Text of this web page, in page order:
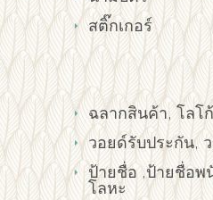
สติ๊กเกอร์
ฉลากสินค้า, โลโ
วอยด์รับประกัน,
ป้ายชื่อ ,ป้ายชื่อพ
โลหะ